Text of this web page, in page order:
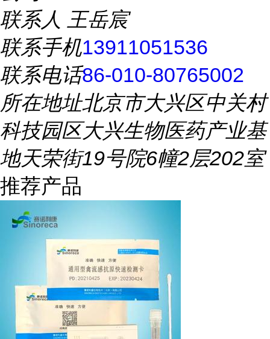
联系人 王岳宸
联系手机13911051536
联系电话86-010-80765002
所在地址北京市大兴区中关村
科技园区大兴生物医药产业基
地天荣街19号院6幢2层202室
推荐产品